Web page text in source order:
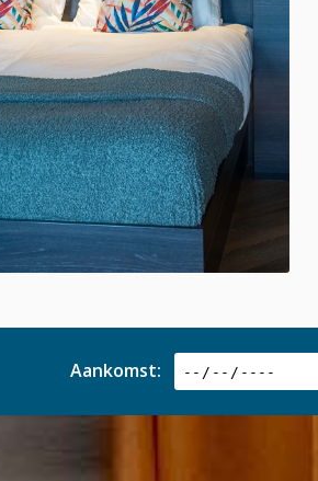
Aankomst: